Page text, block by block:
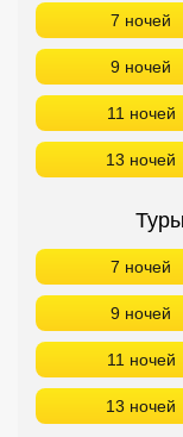
7 ночей
9 ночей
11 ночей
13 ночей
7 ночей
9 ночей
11 ночей
13 ночей